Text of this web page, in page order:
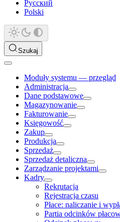
Русский
Polski
Szukaj
Moduły systemu — przegląd
Administracja
Dane podstawowe
Magazynowanie
Fakturowanie
Księgowość
Zakup
Produkcja
Sprzedaż
Sprzedaż detaliczna
Zarządzanie projektami
Kadry
Rekrutacja
Rejestracja czasu
Płace: naliczanie i
Partia odcinków